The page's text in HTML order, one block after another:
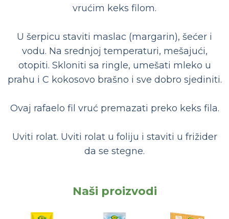
vrućim keks filom.
U šerpicu staviti maslac (margarin), šećer i
vodu. Na srednjoj temperaturi, mešajući,
otopiti. Skloniti sa ringle, umešati mleko u
prahu i C kokosovo brašno i sve dobro sjediniti.
Ovaj rafaelo fil vruć premazati preko keks fila.
Uviti rolat. Uviti rolat u foliju i staviti u frižider
da se stegne.
Naši proizvodi